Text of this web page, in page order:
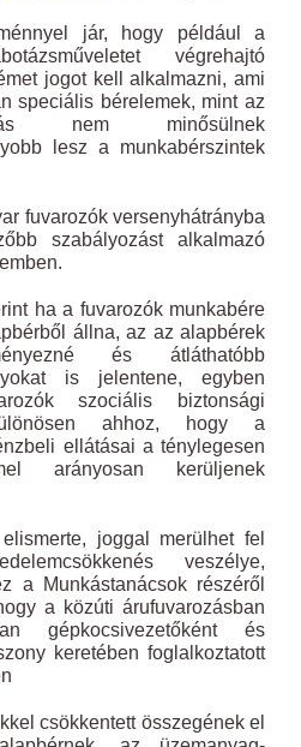
jár, hogy például a
végrehajtó
jogot kell alkalmazni, ami
speciális bérelemek, mint az
nem minősülnek
lesz a munkabérszintek
fuvarozók versenyhátrányba
szabályozást alkalmazó
ha a fuvarozók munkabére
állna, az az alapbérek
és átláthatóbb
is jelentene, egyben
szociális biztonsági
ahhoz, hogy a
ellátásai a ténylegesen
arányosan kerüljenek
joggal merülhet fel
veszélye,
a Munkástanácsok részéről
a közúti árufuvarozásban
gépkocsivezetőként és
keretében foglalkoztatott
csökkentett összegének el